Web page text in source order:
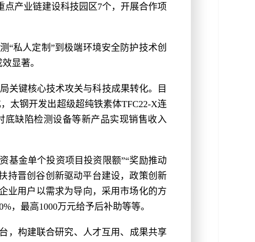
产业链建设科技园区7个，开展合作项
“私人定制”到极端环境安全防护技术创
显著。
关键核心技术攻关与科技成果转化。目
太钢开发出超级超纯铁素体TFC22-X连
缺陷检测设备等新产品实现销售收入
基金单个投资项目投资限额”“奖励推动
持晋创谷创新驱动平台建设，政策创新
业用户以需求为导向，采用市场化的方
，最高1000万元给予后补助等等。
，构建联合研究、人才互用、成果共享